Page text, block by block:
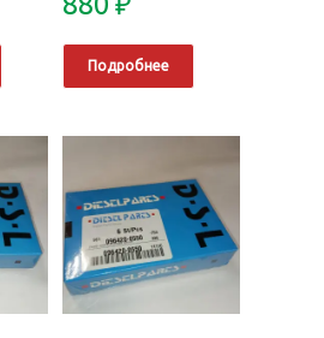
Подробнее